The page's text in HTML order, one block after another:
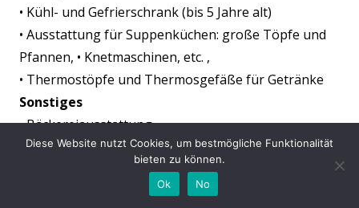
• Kühl- und Gefrierschrank (bis 5 Jahre alt)
• Ausstattung für Suppenküchen: große Töpfe und
Pfannen, • Knetmaschinen, etc. ,
• Thermostöpfe und Thermosgefäße für Getränke
Sonstiges
• Bäckereiausstattung
• Fahrzeuge, besonders auch für Notfalleinsätze
(Feuerwehr, Krankenwagen, Kühlfahrzeuge zum
Transport gefallener Verteidiger,
Diese Website nutzt Cookies, um bestmögliche Funktionalität
bieten zu können.
Ok
No